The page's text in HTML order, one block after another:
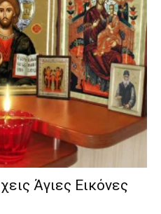
Άγιες Εικόνες